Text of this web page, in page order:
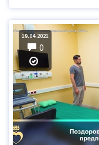
19.04.2021
0